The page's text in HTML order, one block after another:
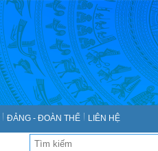
ĐẢNG - ĐOÀN THỂ LIÊN HỆ